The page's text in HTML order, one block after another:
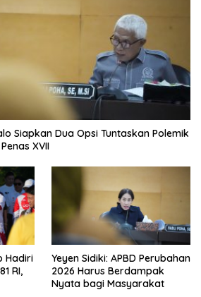
Siapkan Dua Opsi Tuntaskan Polemik
XVII
Hadiri
RI,
Yeyen Sidiki: APBD Perubahan
2026 Harus Berdampak
Nyata bagi Masyarakat